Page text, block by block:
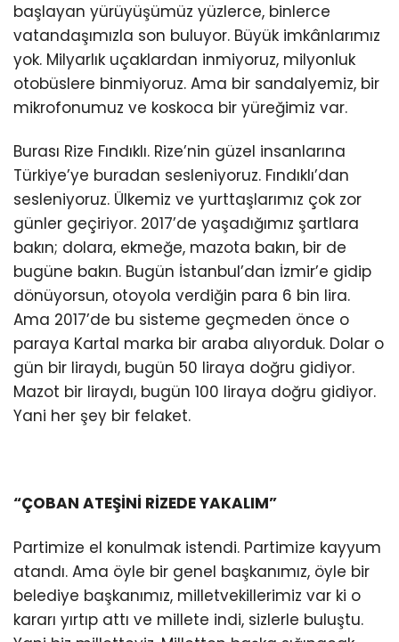
başlayan yürüyüşümüz yüzlerce, binlerce
vatandaşımızla son buluyor. Büyük imkânlarımız
yok. Milyarlık uçaklardan inmiyoruz, milyonluk
otobüslere binmiyoruz. Ama bir sandalyemiz, bir
mikrofonumuz ve koskoca bir yüreğimiz var.
Burası Rize Fındıklı. Rize’nin güzel insanlarına
Türkiye’ye buradan sesleniyoruz. Fındıklı’dan
sesleniyoruz. Ülkemiz ve yurttaşlarımız çok zor
günler geçiriyor. 2017’de yaşadığımız şartlara
bakın; dolara, ekmeğe, mazota bakın, bir de
bugüne bakın. Bugün İstanbul’dan İzmir’e gidip
dönüyorsun, otoyola verdiğin para 6 bin lira.
Ama 2017’de bu sisteme geçmeden önce o
paraya Kartal marka bir araba alıyorduk. Dolar o
gün bir liraydı, bugün 50 liraya doğru gidiyor.
Mazot bir liraydı, bugün 100 liraya doğru gidiyor.
Yani her şey bir felaket.
“ÇOBAN ATEŞİNİ RİZEDE YAKALIM”
Partimize el konulmak istendi. Partimize kayyum
atandı. Ama öyle bir genel başkanımız, öyle bir
belediye başkanımız, milletvekillerimiz var ki o
kararı yırtıp attı ve millete indi, sizlerle buluştu.